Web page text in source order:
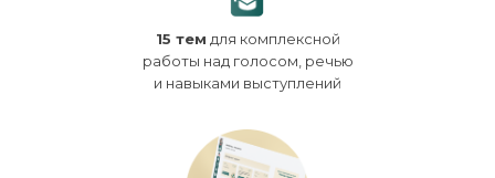
15 тем для комплексной
работы над голосом, речью
и навыками выступлений